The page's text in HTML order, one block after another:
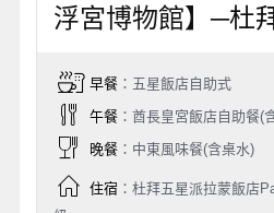
浮宮博物館】─杜
早餐：五星飯店自助式
午餐：酋長皇宮飯店自助餐(
晚餐：中東風味餐(含桌水)
住宿：杜拜五星派拉蒙飯店